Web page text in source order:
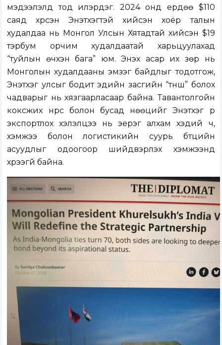
мэдээлэлд тод илэрдэг. 2024 онд ердөө $110
саяд хүрсэн Энэтхэгтэй хийсэн хоёр талын
худалдаа нь Монгол Улсын Хятадтай хийсэн $19
тэрбум орчим худалдаатай харьцуулахад
“туйлын өчүүхэн бага” юм. Энэхүү асар их зөрүү нь
Монголын худалдааны эмзэг байдлыг тодотгож,
Энэтхэг улсыг бодит эдийн засгийн “түнш” болох
чадварыг нь хязгаарласаар байна. Тавантолгойн
коксжих нүүрс болон бусад нөөцийг Энэтхэг рүү
экспортлох хэлэлцээ нь эерэг алхам хэдий ч,
хэмжээ болон логистикийн суурь бүтцийн
асуудлыг одоогоор шийдвэрлэх хэмжээнд
хүрээгүй байна.